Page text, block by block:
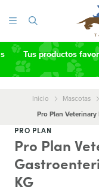
Tus productos
Inicio Mascotas
Pro Plan
PRO PLAN
Pro Plan
KG